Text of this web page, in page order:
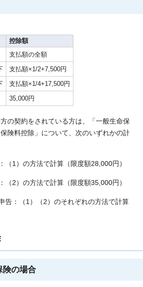
控除額
支払額の全額
支払額×1/2+7,500円
支払額×1/4+17,500円
35,000円
の契約をされている方は、「一般生命保
険料控除」について、次のいずれかの計
（1）の方法で計算（限度額28,000円）
（2）の方法で計算（限度額35,000円）
告：（1）（2）のそれぞれの方法で計算
険の場合